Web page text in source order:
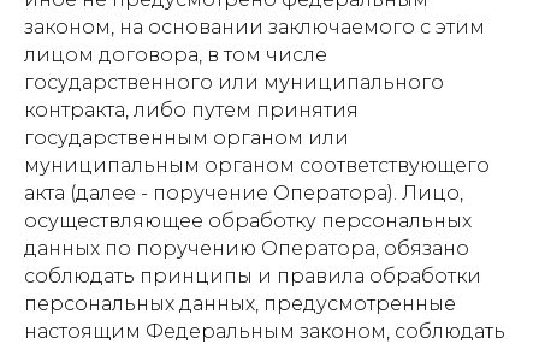
законом, на основании заключаемого с этим
лицом договора, в том числе
государственного или муниципального
контракта, либо путем принятия
государственным органом или
муниципальным органом соответствующего
акта (далее - поручение Оператора). Лицо,
осуществляющее обработку персональных
данных по поручению Оператора, обязано
соблюдать принципы и правила обработки
персональных данных, предусмотренные
настоящим Федеральным законом, соблюдать